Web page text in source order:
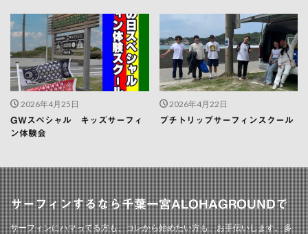
2026年4月25日
GWスペシャル キッズサーフィ
ン体験会
2026年4月22日
プチトリップサーフィンスクール
サーフィンするなら千葉一宮ALOHAGROUNDで
サーフィンにハマってる方も、コレから始めたい方も、お手伝いします。 多